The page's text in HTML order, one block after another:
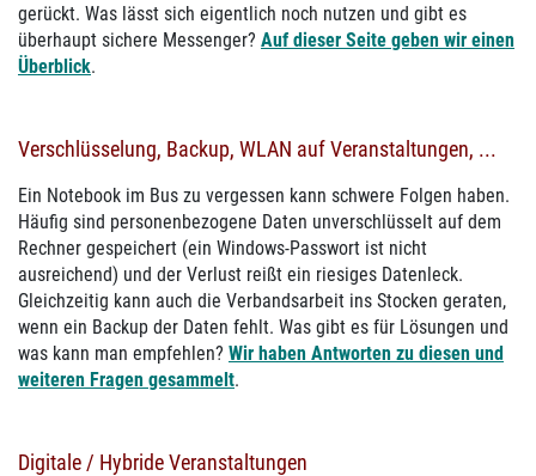
gerückt. Was lässt sich eigentlich noch nutzen und gibt es
überhaupt sichere Messenger? Auf dieser Seite geben wir einen
Überblick.
Verschlüsselung, Backup, WLAN auf Veranstaltungen, ...
Ein Notebook im Bus zu vergessen kann schwere Folgen haben.
Häufig sind personenbezogene Daten unverschlüsselt auf dem
Rechner gespeichert (ein Windows-Passwort ist nicht
ausreichend) und der Verlust reißt ein riesiges Datenleck.
Gleichzeitig kann auch die Verbandsarbeit ins Stocken geraten,
wenn ein Backup der Daten fehlt. Was gibt es für Lösungen und
was kann man empfehlen? Wir haben Antworten zu diesen und
weiteren Fragen gesammelt.
Digitale / Hybride Veranstaltungen